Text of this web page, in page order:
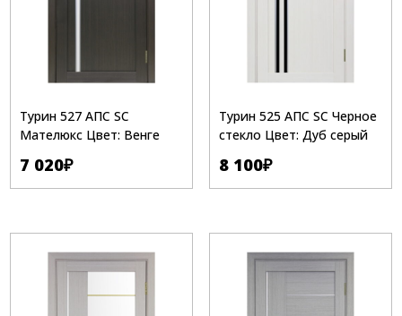
Турин 527 АПС SC
Мателюкс Цвет: Венге
7 020₽
Турин 525 АПС SC Черное
стекло Цвет: Дуб серый
8 100₽